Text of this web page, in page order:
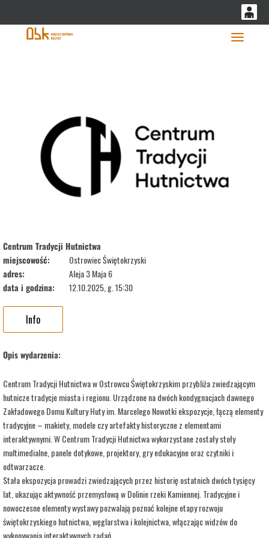
Centrum Tradycji Hutnictwa
miejscowość:
Ostrowiec Świętokrzyski
adres:
Aleja 3 Maja 6
data i godzina:
12.10.2025, g. 15:30
Info
Opis wydarzenia:
Centrum Tradycji Hutnictwa w Ostrowcu Świętokrzyskim przybliża zwiedzającym
hutnicze tradycje miasta i regionu. Urządzone na dwóch kondygnacjach dawnego
Zakładowego Domu Kultury Huty im. Marcelego Nowotki ekspozycje, łączą elementy
tradycyjne – makiety, modele czy artefakty historyczne z elementami
interaktywnymi. W Centrum Tradycji Hutnictwa wykorzystane zostały stoły
multimedialne, panele dotykowe, projektory, gry edukacyjne oraz czytniki i
odtwarzacze.
Stała ekspozycja prowadzi zwiedzających przez historię ostatnich dwóch tysięcy
lat, ukazując aktywność przemysłową w Dolinie rzeki Kamiennej. Tradycyjne i
nowoczesne elementy wystawy pozwalają poznać kolejne etapy rozwoju
świętokrzyskiego hutnictwa, węglarstwa i kolejnictwa, włączając widzów do
wykonywania interaktywnych zadań.